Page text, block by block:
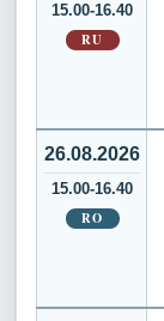
15.00-16.40
RU
26.08.2026
15.00-16.40
RO